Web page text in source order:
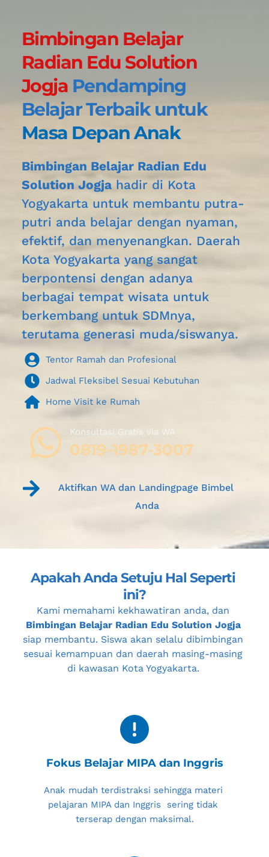
Bimbingan Belajar
Radian Edu Solution
Jogja Pendamping
Belajar Terbaik untuk
Masa Depan Anak
Bimbingan Belajar Radian Edu
Solution Jogja hadir di Kota
Yogyakarta untuk membantu putra-
putri anda belajar dengan nyaman,
Kota Yogyakarta yang sangat
berpontensi dengan adanya
berbagai tempat wisata untuk
berkembang untuk SDMnya,
terutama generasi muda/siswanya.
Tentor Ramah dan Profesional
Jadwal Fleksibel Sesuai Kebutuhan
Home Visit ke Rumah
Konsultasi Gratis via WA
0819-1987-3007
Aktifkan WA dan Landingpage Bimbel
Anda
Apakah Anda Setuju Hal Seperti
ini?
Bimbingan Belajar Radian Edu Solution Jogja
siap membantu. Siswa akan selalu dibimbingan
sesuai kemampuan dan daerah masing-masing
di kawasan Kota Yogyakarta.
Fokus Belajar MIPA dan Inggris
Anak mudah terdistraksi sehingga materi
pelajaran MIPA dan Inggris  sering tidak
terserap dengan maksimal.